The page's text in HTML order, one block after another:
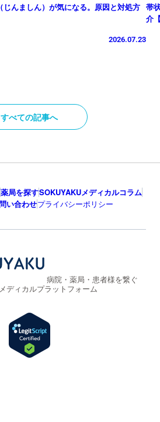
んましん）が気になる。原因と対処方
2026.07.23
帯
介
すべての記事へ
薬局を探すSOKUYAKUメディカルコラム
い合わせプライバシーポリシー
病院・薬局・患者様を繋ぐ
ディカルプラットフォーム